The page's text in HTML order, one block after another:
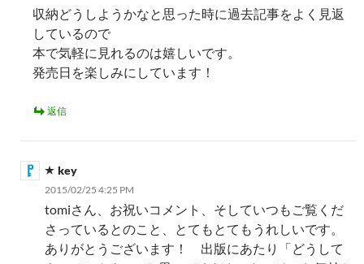
収納どうしようかなと思った時に過去記事をよく見返
しているので
本で気軽に見れるのは嬉しいです。
発売日を楽しみにしています！
返信
key
2015/02/25 4:25 PM
tomiさん、お祝いコメント、そしていつもご覧くだ
さっているとのこと、とてもとてもうれしいです。
ありがとうございます！ 出版にあたり「どうして